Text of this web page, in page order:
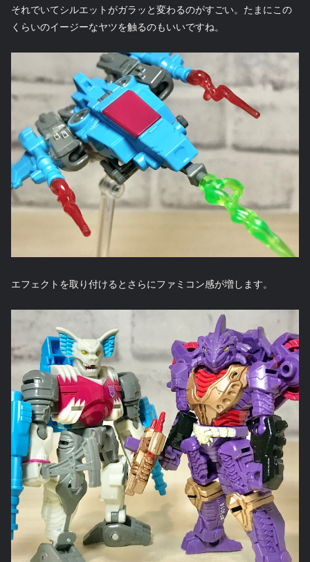
それでいてシルエットがガラッと変わるのがすごい。たまにこの
くらいのイージーなヤツを触るのもいいですね。
エフェクトを取り付けるとさらにファミコン感が増します。